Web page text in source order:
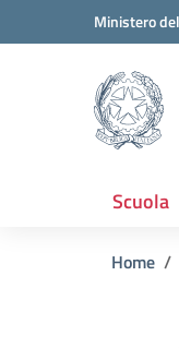
Vai ai contenuti
Vai al menu diMinistero
Scuola
Home